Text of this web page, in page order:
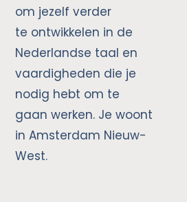
om jezelf verder
te ontwikkelen in de
Nederlandse taal en
vaardigheden die je
nodig hebt om te
gaan werken. Je woont
in Amsterdam Nieuw-
West.